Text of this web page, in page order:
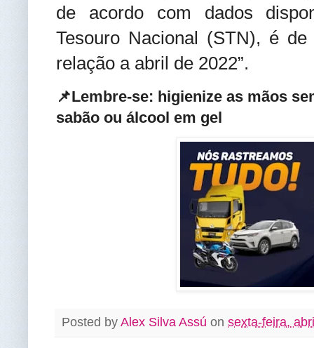
de acordo com dados
Tesouro Nacional (STN), é
relação a abril de 2022”.
📌Lembre-se: higienize as mãos
sabão ou álcool em gel
Posted by Alex Silva Assú on sexta-feira,